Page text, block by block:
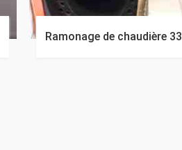
Ramonage de chaudière 33